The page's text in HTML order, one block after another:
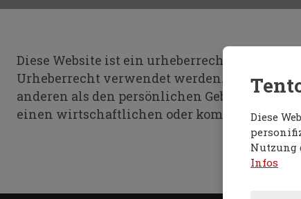
Diese Website ist ein urheberrechtlich
Urheberrecht verwendet werden. Das
anderen als den persönlichen Gebrauch
einen wirtschaftlichen oder kommerziellen
Diese
Nutzung
Infos